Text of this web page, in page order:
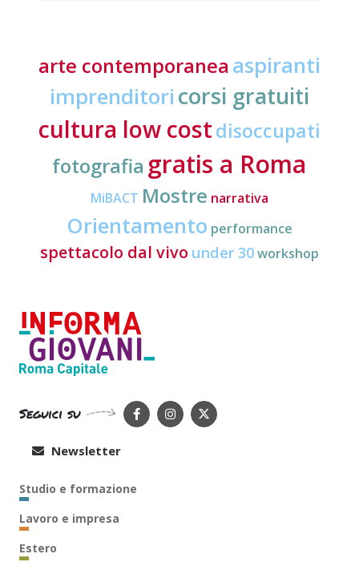
arte contemporanea aspiranti
imprenditori corsi gratuiti
cultura low costdisoccupati
fotografia gratis a Roma
MiBACT Mostre narrativa
Orientamento performance
spettacolo dal vivo under 30workshop
Seguici su
Newsletter
Studio e formazione
Lavoro e impresa
Estero